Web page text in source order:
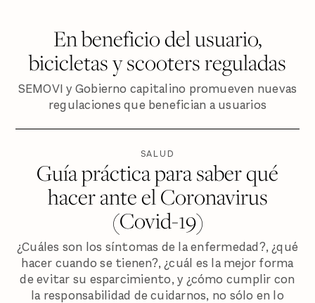
En beneficio del usuario,
bicicletas y scooters reguladas
SEMOVI y Gobierno capitalino promueven nuevas
regulaciones que benefician a usuarios
SALUD
Guía práctica para saber qué
hacer ante el Coronavirus
(Covid-19)
¿Cuáles son los síntomas de la enfermedad?, ¿qué
hacer cuando se tienen?, ¿cuál es la mejor forma
de evitar su esparcimiento, y ¿cómo cumplir con
la responsabilidad de cuidarnos, no sólo en lo